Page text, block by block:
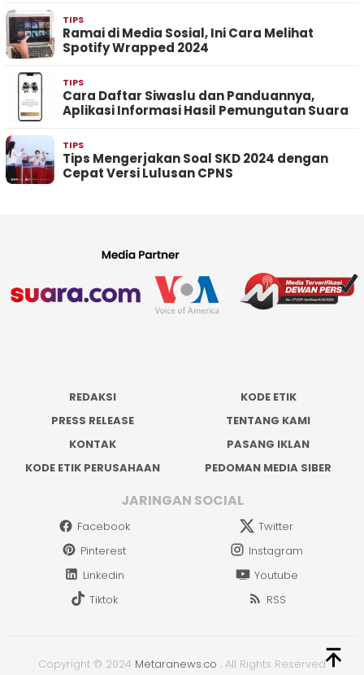
TIPS
Ramai di Media Sosial, Ini Cara Melihat
Spotify Wrapped 2024
TIPS
Cara Daftar Siwaslu dan Panduannya,
Aplikasi Informasi Hasil Pemungutan Suara
TIPS
Tips Mengerjakan Soal SKD 2024 dengan
Cepat Versi Lulusan CPNS
REDAKSI
KODE ETIK
PRESS RELEASE
TENTANG KAMI
KONTAK
PASANG IKLAN
KODE ETIK PERUSAHAAN
PEDOMAN MEDIA SIBER
JARINGAN SOCIAL
Facebook
Twitter
Pinterest
Instagram
Linkedin
Youtube
Tiktok
RSS
Copyright © 2024 Metaranews.co . All Rights Reserved